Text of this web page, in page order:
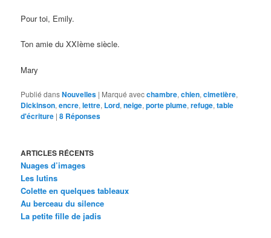
Pour toi, Emily.
Ton amie du XXIème siècle.
Mary
Publié dansNouvelles | Marqué avecchambre,chien,cimetière,
Dickinson,encre,lettre, Lord,neige,porte plume,refuge,table
d'écriture |8 Réponses
ARTICLES RÉCENTS
Nuages d’images
Les lutins
Colette en quelques tableaux
Au berceau du silence
La petite fille de jadis